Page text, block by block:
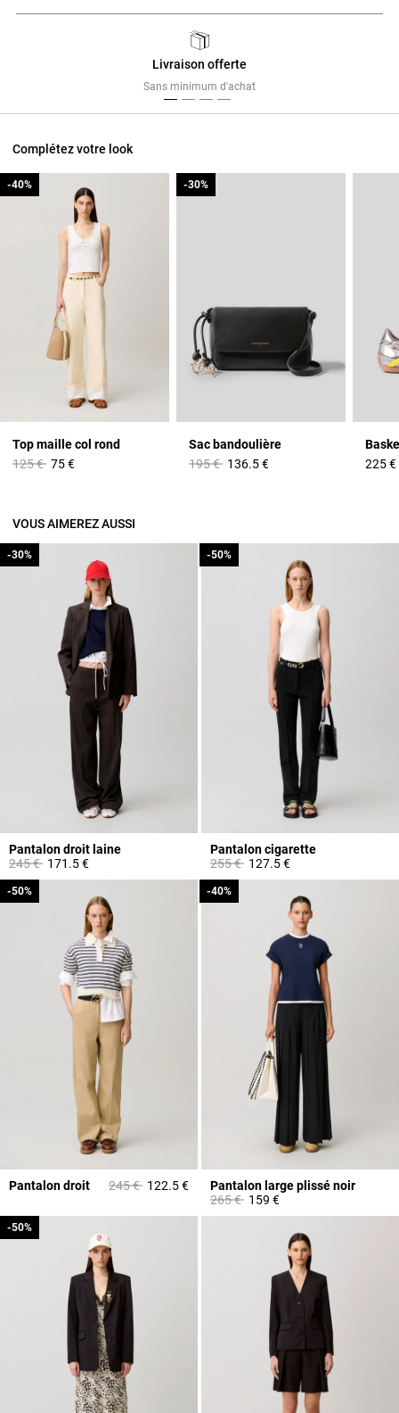
Livraison offerte
Sans minimum d'achat
Complétez votre look
Top maille col rond
Prix réduit à partir de
125 €à
-40%
75 €
-40%
Sac bandoulière
Prix réduit à partir de
195 €à
-30%
136.5 €
-30%
225 €
VOUS AIMEREZ AUSSI
Pantalon droit laine
Prix réduit à partir de
245 €à
-30%
171.5 €
-30%
Pantalon cigarette
Prix réduit à partir de
255 €à
-50%
127.5 €
-50%
Pantalon droit Prix réduit à partir de
245 €à
-50%
122.5 €
-50%
Pantalon large plissé noir
Prix réduit à partir de
265 €à
-40%
159 €
-40%
-50%
-50%